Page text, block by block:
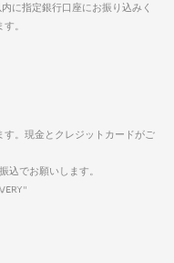
に指定銀行口座にお振り込みく
。
。現金とクレジットカードがご
込でお願いします。